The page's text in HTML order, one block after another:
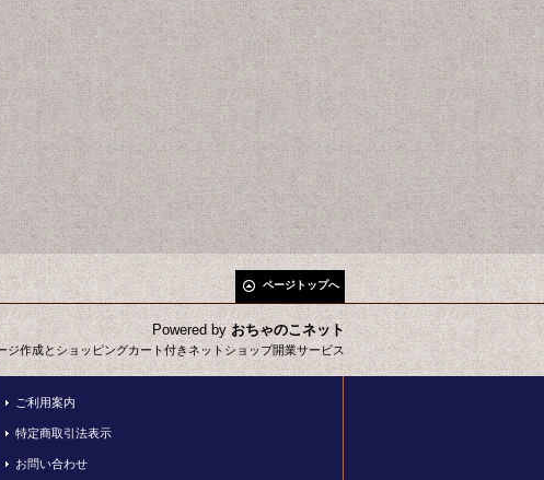
ページトップへ
Powered byおちゃのこネット
ジ作成とショッピングカート付きネットショップ開業サービス
ご利用案内
特定商取引法表示
お問い合わせ